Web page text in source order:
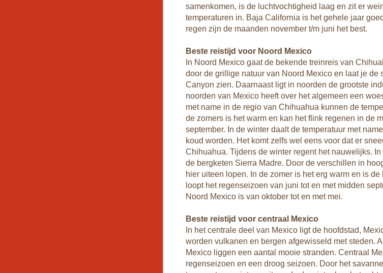
samenkomen, is de luchtvochtigheid laag en zit er
temperaturen in. Baja California is het gehele jaar
regen zijn de maanden november t/m juni het best.
Beste reistijd voor Noord Mexico
In Noord Mexico gaat de bekende treinreis van
door de grillige natuur van Noord Mexico en laat je de
Canyon zien. Daarnaast ligt in noorden de grootste
noorden van Mexico heeft over het algemeen een
met name in de regio van Chihuahua kunnen de
de zomers is het warm en kan het flink regenen in de
september. In de winter daalt de temperatuur met
koud worden. Het komt zelfs wel eens voor dat er
Chihuahua. Tijdens de winter regent het nauwelijks.
de bergketen Sierra Madre. Door de verschillen in
hier uiteen lopen. In de zomer is het erg warm en is
loopt het regenseizoen van juni tot en met midden
Noord Mexico is van oktober tot en met mei.
Beste reistijd voor centraal Mexico
In het centrale deel van Mexico ligt de hoofdstad,
worden vulkanen en bergen afgewisseld met steden.
Mexico liggen een aantal mooie stranden. Centraal
regenseizoen en een droog seizoen. Door het